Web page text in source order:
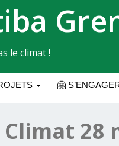
le climat !
🤗
28